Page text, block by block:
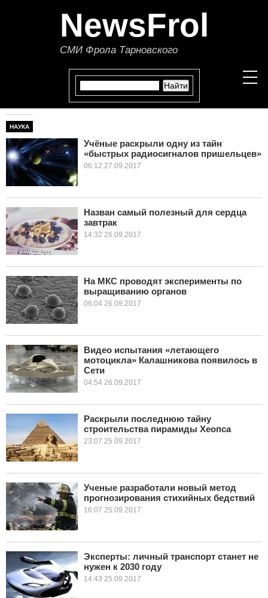
NewsFrol
СМИ Фрола Тарновского
СТАТЬИ
ЭКОНОМИКА
В МИРЕ
ОБЩЕСТВО
КУЛЬТУРА
ШОУ-БИЗНЕС
ЭГОИЗМ
НАУКА
Учёные раскрыли одну из тайн
«быстрых радиосигналов пришельцев»
06:12 27.09.2017
Назван самый полезный для сердца
завтрак
14:32 26.09.2017
На МКС проводят эксперименты по
выращиванию органов
06:04 26.09.2017
Видео испытания «летающего
мотоцикла» Калашникова появилось в
Сети
04:54 26.09.2017
Раскрыли последнюю тайну
строительства пирамиды Хеопса
23:07 25.09.2017
Ученые разработали новый метод
прогнозирования стихийных бедствий
16:07 25.09.2017
Эксперты: личный транспорт станет не
нужен к 2030 году
14:43 25.09.2017